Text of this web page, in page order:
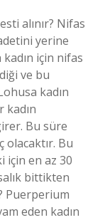
alınır? Nifas
yerine
için nifas
ve bu
kadın
kadın
Bu süre
olacaktır. Bu
için en az 30
bittikten
Puerperium
eden kadın